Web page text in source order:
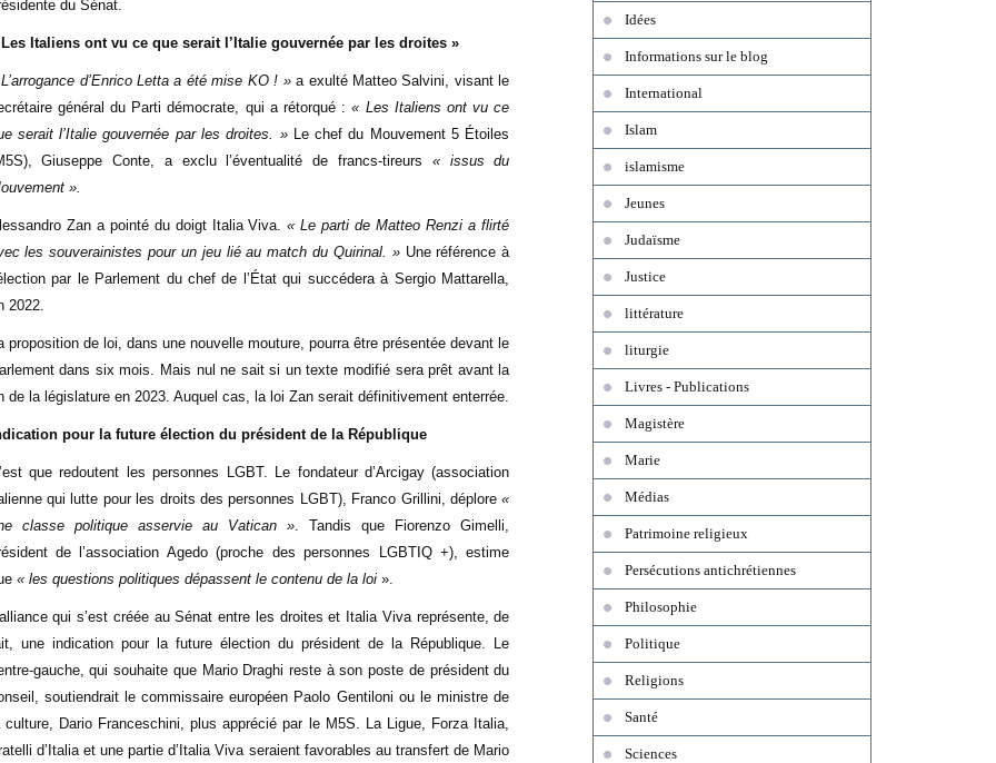
du Sénat.
Italiens ont vu ce que serait l’Italie gouvernée par les droites »
d’Enrico Letta a été mise KO ! »a exulté Matteo Salvini, visant le
général du Parti démocrate, qui a rétorqué :« Les Italiens ont vu ce
serait l’Italie gouvernée par les droites. »Le chef du Mouvement 5 Étoiles
Giuseppe Conte, a exclu l’éventualité de francs-tireurs « issus du
».
Zan a pointé du doigt Italia Viva.« Le parti de Matteo Renzi a flirté
les souverainistes pour un jeu lié au match du Quirinal. »Une référence à
par le Parlement du chef de l’État qui succédera à Sergio Mattarella,
2022.
proposition de loi, dans une nouvelle mouture, pourra être présentée devant le
dans six mois. Mais nul ne sait si un texte modifié sera prêt avant la
de la législature en 2023. Auquel cas, la loi Zan serait définitivement enterrée.
pour la future élection du président de la République
que redoutent les personnes LGBT. Le fondateur d’Arcigay (association
qui lutte pour les droits des personnes LGBT), Franco Grillini, déplore«
classe politique asservie au Vatican » . Tandis que Fiorenzo Gimelli,
de l’association Agedo (proche des personnes LGBTIQ +), estime
« les questions politiques dépassent le contenu de la loi».
qui s’est créée au Sénat entre les droites et Italia Viva représente, de
une indication pour la future élection du président de la République. Le
gauche, qui souhaite que Mario Draghi reste à son poste de président du
soutiendrait le commissaire européen Paolo Gentiloni ou le ministre de
culture, Dario Franceschini, plus apprécié par le M5S. La Ligue, Forza Italia,
d’Italia et une partie d’Italia Viva seraient favorables au transfert de Mario
Idées
Informations sur le blog
International
Islam
islamisme
Jeunes
Judaïsme
Justice
littérature
liturgie
Livres - Publications
Magistère
Marie
Médias
Patrimoine religieux
Persécutions antichrétiennes
Philosophie
Politique
Religions
Santé
Sciences